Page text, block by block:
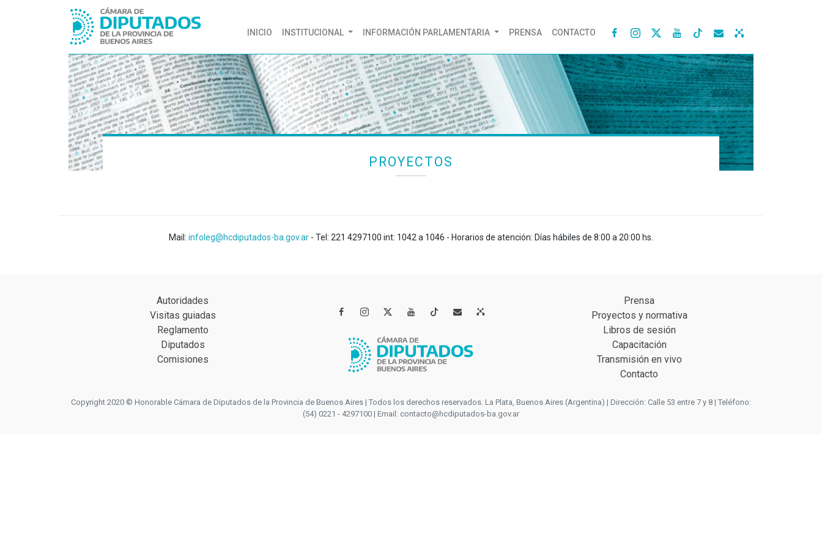
INICIO (CURRENT)
INSTITUCIONAL INFORMACIÓN PARLAMENTARIA PRENSA CONTACTO    
PROYECTOS
Mail: infoleg@hcdiputados-ba.gov.ar - Tel: 221 4297100 int: 1042 a 1046 - Horarios de atención: Días hábiles de 8:00 a 20:00 hs.
Autoridades
Visitas guiadas
Reglamento
Diputados
Comisiones
   
Prensa
Proyectos y normativa
Libros de sesión
Capacitación
Transmisión en vivo
Contacto
Copyright 2020 © Honorable Cámara de Diputados de la Provincia de Buenos Aires | Todos los derechos reservados. La Plata, Buenos Aires (Argentina) | Dirección: Calle 53 entre 7 y 8 | Teléfono:
(54) 0221 - 4297100 | Email: contacto@hcdiputados-ba.gov.ar